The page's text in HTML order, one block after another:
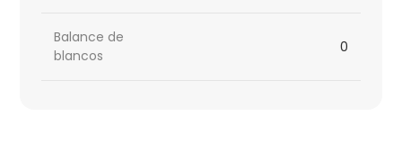
Balance de
blancos
0